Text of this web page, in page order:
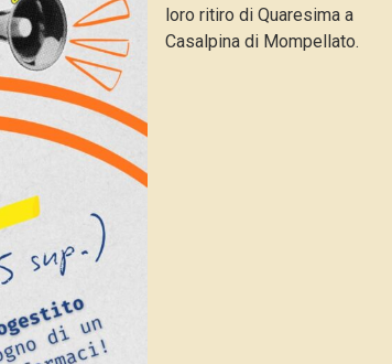
loro ritiro di Quaresima a
Casalpina di Mompellato.